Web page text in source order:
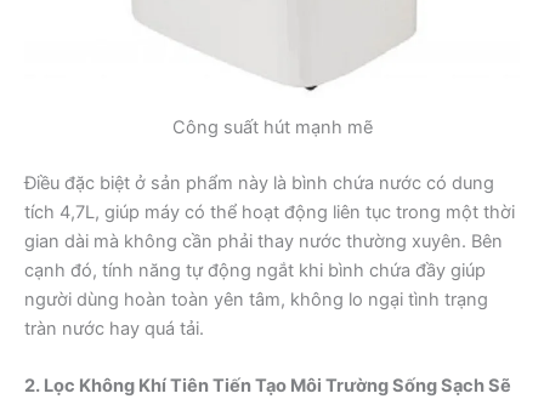
Công suất hút mạnh mẽ
Điều đặc biệt ở sản phẩm này là bình chứa nước có dung
tích 4,7L, giúp máy có thể hoạt động liên tục trong một thời
gian dài mà không cần phải thay nước thường xuyên. Bên
cạnh đó, tính năng tự động ngắt khi bình chứa đầy giúp
người dùng hoàn toàn yên tâm, không lo ngại tình trạng
tràn nước hay quá tải.
2. Lọc Không Khí Tiên Tiến Tạo Môi Trường Sống Sạch Sẽ